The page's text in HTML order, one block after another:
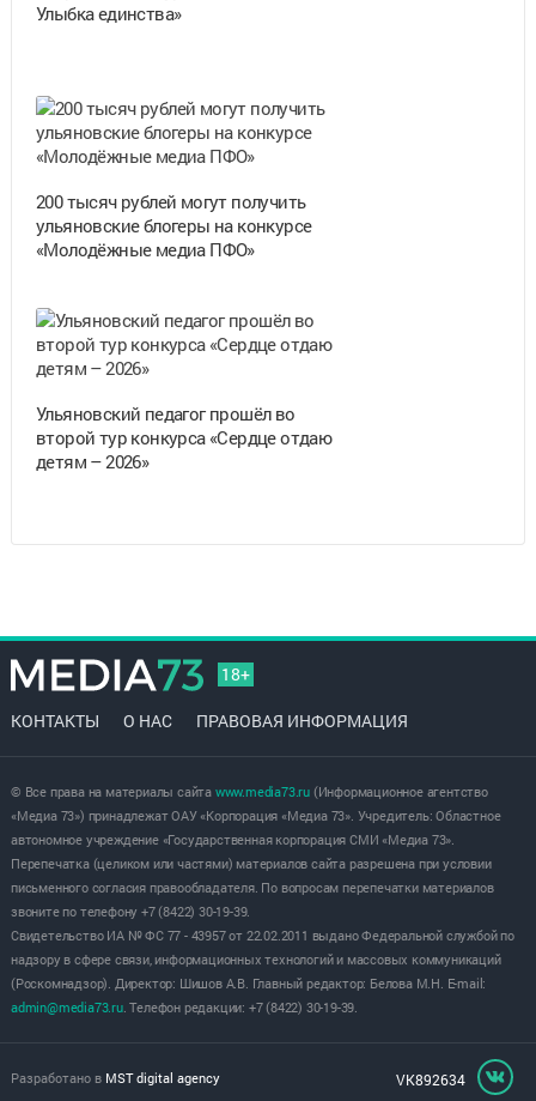
Улыбка единства»
200 тысяч рублей могут получить
ульяновские блогеры на конкурсе
«Молодёжные медиа ПФО»
Ульяновский педагог прошёл во
второй тур конкурса «Сердце отдаю
детям – 2026»
18+
КОНТАКТЫ О НАС ПРАВОВАЯ ИНФОРМАЦИЯ
© Все права на материалы сайта www.media73.ru(Информационное агентство
«Медиа 73») принадлежат ОАУ «Корпорация «Медиа 73». Учредитель: Областное
автономное учреждение «Государственная корпорация СМИ «Медиа 73».
Перепечатка (целиком или частями) материалов сайта разрешена при условии
письменного согласия правообладателя. По вопросам перепечатки материалов
звоните по телефону +7 (8422) 30-19-39.
Свидетельство ИА № ФС 77 - 43957 от 22.02.2011 выдано Федеральной службой по
надзору в сфере связи, информационных технологий и массовых коммуникаций
(Роскомнадзор). Директор: Шишов А.В. Главный редактор: Белова М.Н. E-mail:
admin@media73.ru. Телефон редакции: +7 (8422) 30-19-39.
Разработано в MST digital agency VK892634